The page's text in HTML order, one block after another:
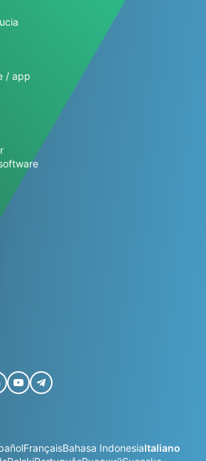
/ app
FrançaisBahasa IndonesiaItaliano